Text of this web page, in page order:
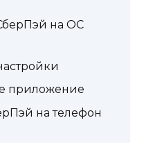
на ОС
приложение
на телефон